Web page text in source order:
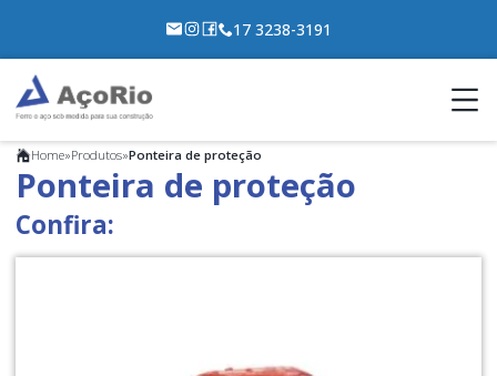
17 3238-3191
Home»Produtos»Ponteira de proteção
Ponteira de proteção
Confira: